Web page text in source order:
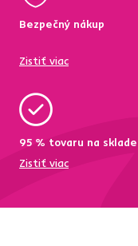
Bezpečný nákup
Zistiť viac
95 % tovaru na sklade
Zistiť viac